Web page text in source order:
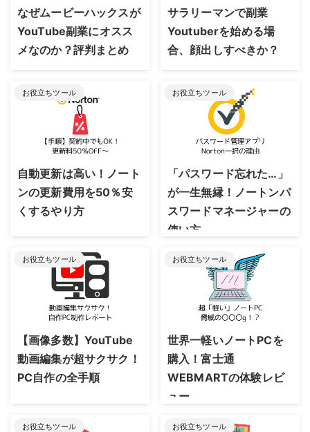
なぜムービーハックスが
YouTube副業にオスス
メなのか？評判まとめ
サラリーマンで副業
Youtuberを始める場
合、顔出しすべきか？
お役立ちツール
2023/8/24
自動更新は高い！ノート
ンの更新費用を50％安
くするやり方
お役立ちツール
2023/8/24
「パスワード忘れた…」
が一生無縁！ノートンパ
スワードマネージャーの
使い方
お役立ちツール
2023/8/24
【画像多数】YouTube
動画編集が超サクサク！
PC自作の全手順
お役立ちツール
2023/8/24
世界一軽いノートPCを
購入！富士通
WEBMARTの体験レビ
ュー
お役立ちツール お役立ちツール